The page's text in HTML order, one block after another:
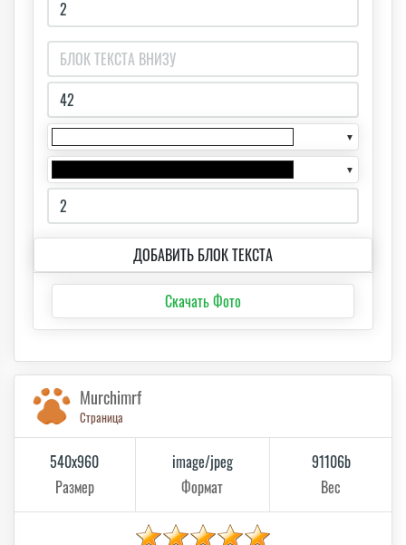
▼
▼
ДОБАВИТЬ БЛОК ТЕКСТА
Скачать Фото
Murchimrf
Страница
540x960
Размер
image/jpeg
Формат
91106b
Вес